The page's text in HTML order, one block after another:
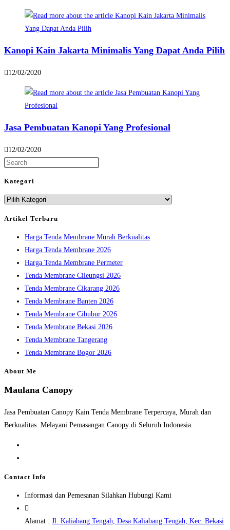
Kanopi Kain Jakarta Minimalis Yang Dapat Anda Pilih
12/02/2020
Jasa Pembuatan Kanopi Yang Profesional
12/02/2020
panel.
Kategori
Kategori
Artikel Terbaru
Harga Tenda Membrane Murah Berkualitas
Harga Tenda Membrane 2026
Harga Tenda Membrane Permeter
Tenda Membrane Cileungsi 2026
Tenda Membrane Cikarang 2026
Tenda Membrane Banten 2026
Tenda Membrane Cibubur 2026
Tenda Membrane Bekasi 2026
Tenda Membrane Tangerang
Tenda Membrane Bogor 2026
About Me
Maulana Canopy
Jasa Pembuatan Canopy Kain Tenda Membrane Terpercaya, Murah dan
Berkualitas. Melayani Pemasangan Canopy di Seluruh Indonesia.
tab
new
tab
Contact Info
Informasi dan Pemesanan Silahkan Hubungi Kami
Alamat : Jl. Kaliabang Tengah, Desa Kaliabang Tengah, Kec. Bekasi